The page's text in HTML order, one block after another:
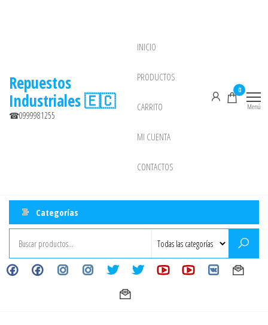
Repuestos
Industriales 🇪🇨
☎0999981255
INICIO
PRODUCTOS
CARRITO
MI CUENTA
CONTACTOS
0
Menú
Categorías